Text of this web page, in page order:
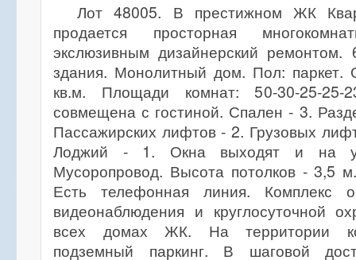
Лот 48005. В престижном ЖК
продается просторная
экслюзивным дизайнерский
здания. Монолитный дом. Пол:
кв.м. Площади комнат: 50-30-25-
совмещена с гостиной. Спален - 3.
Пассажирских лифтов - 2. Грузовых
Лоджий - 1. Окна выходят и на
Мусоропровод. Высота потолков - 3,5
Есть телефонная линия. Комплекс
видеонаблюдения и круглосуточной
всех домах ЖК. На территории
подземный паркинг. В шаговой